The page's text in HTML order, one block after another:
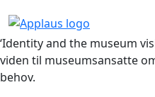
‘Identity and the museum
viden til museumsansatte
behov.